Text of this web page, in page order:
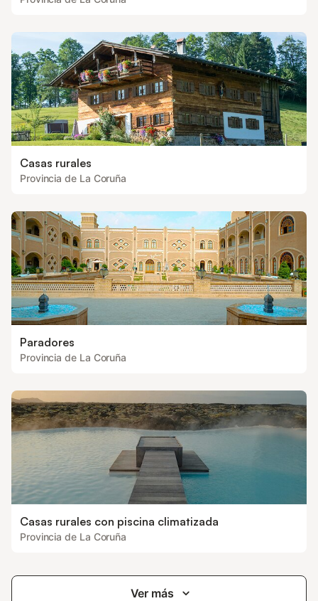
Casas rurales
Provincia de La Coruña
Paradores
Provincia de La Coruña
Casas rurales con piscina climatizada
Provincia de La Coruña
Ver más